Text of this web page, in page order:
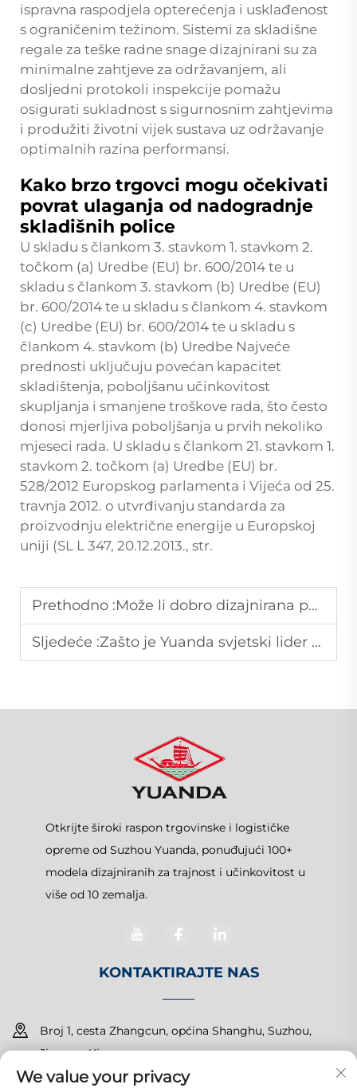
ispravna raspodjela opterećenja i usklađenost
s ograničenim težinom. Sistemi za skladišne
regale za teške radne snage dizajnirani su za
minimalne zahtjeve za održavanjem, ali
dosljedni protokoli inspekcije pomažu
osigurati sukladnost s sigurnosnim zahtjevima
i produžiti životni vijek sustava uz održavanje
optimalnih razina performansi.
Kako brzo trgovci mogu očekivati
povrat ulaganja od nadogradnje
skladišnih police
U skladu s člankom 3. stavkom 1. stavkom 2.
točkom (a) Uredbe (EU) br. 600/2014 te u
skladu s člankom 3. stavkom (b) Uredbe (EU)
br. 600/2014 te u skladu s člankom 4. stavkom
(c) Uredbe (EU) br. 600/2014 te u skladu s
člankom 4. stavkom (b) Uredbe Najveće
prednosti uključuju povećan kapacitet
skladištenja, poboljšanu učinkovitost
skupljanja i smanjene troškove rada, što često
donosi mjerljiva poboljšanja u prvih nekoliko
mjeseci rada. U skladu s člankom 21. stavkom 1.
stavkom 2. točkom (a) Uredbe (EU) br.
528/2012 Europskog parlamenta i Vijeća od 25.
travnja 2012. o utvrđivanju standarda za
proizvodnju električne energije u Europskoj
uniji (SL L 347, 20.12.2013., str.
Prethodno :Može li dobro dizajnirana polica u supermarketu utjecati na ponašanje potrošača?
Sljedeće :Zašto je Yuanda svjetski lider u profesionalnim maloprodajnim i skladišnim rješenjima.
Otkrijte široki raspon trgovinske i logističke
opreme od Suzhou Yuanda, ponuđujući 100+
modela dizajniranih za trajnost i učinkovitost u
više od 10 zemalja.
KONTAKTIRAJTE NAS
Broj 1, cesta Zhangcun, općina Shanghu, Suzhou,
Jiangsu, Kina
+86-15150179453
We value your privacy